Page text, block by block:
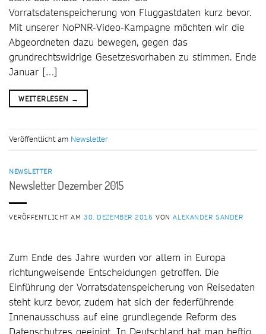
Vorratsdatenspeicherung von Fluggastdaten kurz bevor.
Mit unserer NoPNR-Video-Kampagne möchten wir die
Abgeordneten dazu bewegen, gegen das
grundrechtswidrige Gesetzesvorhaben zu stimmen. Ende
Januar […]
WEITERLESEN →
Veröffentlicht am Newsletter
NEWSLETTER
Newsletter Dezember 2015
VERÖFFENTLICHT AM30. DEZEMBER 2015 VONALEXANDER SANDER
Zum Ende des Jahre wurden vor allem in Europa
richtungweisende Entscheidungen getroffen. Die
Einführung der Vorratsdatenspeicherung von Reisedaten
steht kurz bevor, zudem hat sich der federführende
Innenausschuss auf eine grundlegende Reform des
Datenschutzes geeinigt. In Deutschland hat man heftig